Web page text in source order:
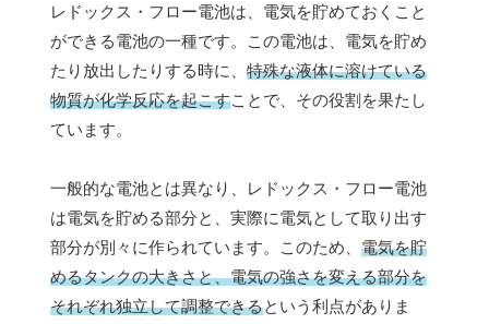
レドックス・フロー電池は、電気を貯めておくこと
ができる電池の一種です。この電池は、電気を貯め
たり放出したりする時に、 特殊な液体に溶けている
物質が化学反応を起こすことで、その役割を果たし
ています。
一般的な電池とは異なり、レドックス・フロー電池
は電気を貯める部分と、実際に電気として取り出す
部分が別々に作られています。このため、 電気を貯
めるタンクの大きさと、電気の強さを変える部分を
それぞれ独立して調整できるという利点がありま